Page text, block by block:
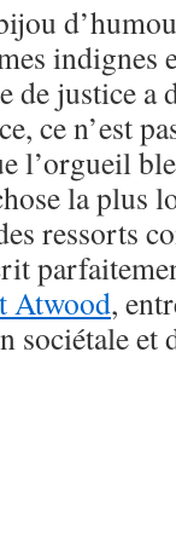
indignes
de justice a
ce n’est
l’orgueil
la plus
ressorts
Atwood,
sociétale